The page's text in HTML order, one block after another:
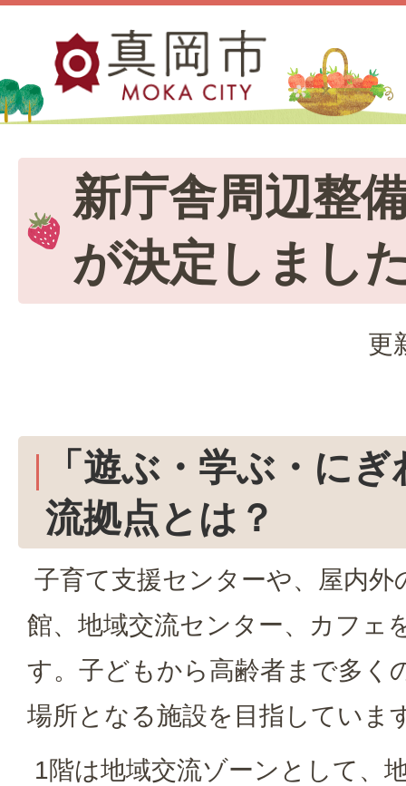
新庁舎周辺整
が決定しまし
更
「遊ぶ・学ぶ・に
流拠点とは？
子育て支援センターや、屋内外
館、地域交流センター、カフェ
す。子どもから高齢者まで多く
場所となる施設を目指していま
1階は地域交流ゾーンとして、